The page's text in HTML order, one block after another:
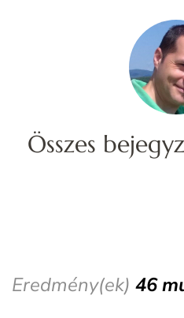
Összes
Eredmény(ek) 46